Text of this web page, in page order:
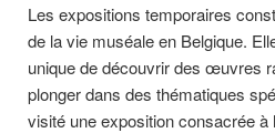
Les expositions temporaires
de la vie muséale en Belgique.
unique de découvrir des œuvres
plonger dans des thématiques
visité une exposition consacrée à